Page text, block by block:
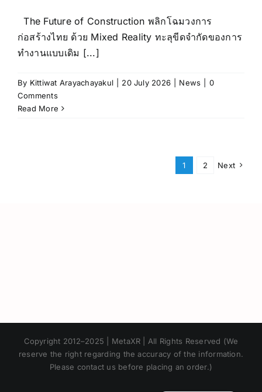
The Future of Construction พลิกโฉมวงการ
ก่อสร้างไทย ด้วย Mixed Reality ทะลุขีดจำกัดของการ
ทำงานแบบเดิม [...]
By Kittiwat Arayachayakul 20 July 2026 News
0
Comments
Read More
1 2 Next
Copyright 2012–2025 | MetaXR | All Rights Reserved (We
reserve the right regarding the accuracy of the information.
Please contact us before placing an order.)
Chinese
Korean